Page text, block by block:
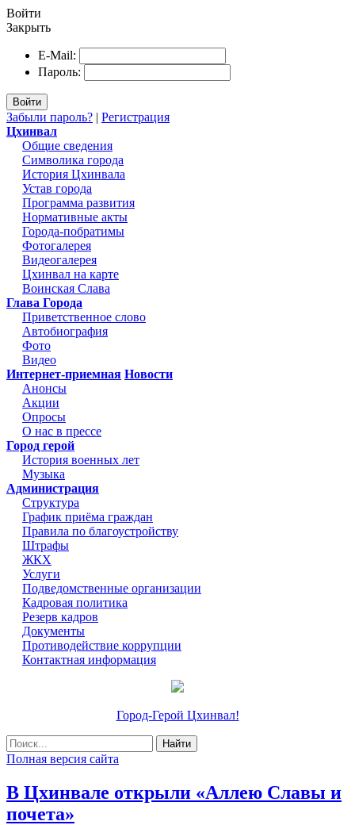
Войти
Закрыть
E-Mail:
Пароль:
Войти
Забыли пароль? | Регистрация
Цхинвал
Общие сведения
Символика города
История Цхинвала
Устав города
Программа развития
Нормативные акты
Города-побратимы
Фотогалерея
Видеогалерея
Цхинвал на карте
Воинская Слава
Глава Города
Приветственное слово
Автобиография
Фото
Видео
Интернет-приемная Новости
Анонсы
Акции
Опросы
О нас в прессе
Город герой
История военных лет
Музыка
Администрация
Структура
График приёма граждан
Правила по благоустройству
Штрафы
ЖКХ
Услуги
Подведомственные организации
Кадровая политика
Резерв кадров
Документы
Противодействие коррупции
Контактная информация
Город-Герой Цхинвал!
Найти
Полная версия сайта
В Цхинвале открыли «Аллею Славы и
почета»